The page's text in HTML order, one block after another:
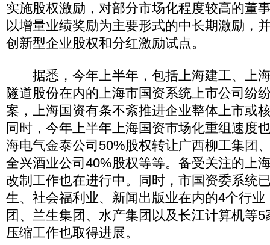
实施股权激励，对部分市场化程度较高的董
以增量业绩奖励为主要形式的中长期激励，
创新型企业股权和分红激励试点。
据悉，今年上半年，包括上海建工、上
隧道股份在内的上海市国资系统上市公司纷
案，上海国资有条不紊推进企业整体上市或
同时，今年上半年上海国资市场化重组速度
海电气金泰公司50%股权转让广西柳工集团
全兴酒业公司40%股权等等。备受关注的上
改制工作也在进行中。同时，市国资委系统
生、社会福利业、新闻出版业在内的4个行
团、兰生集团、水产集团以及长江计算机等
压缩工作也取得进展。